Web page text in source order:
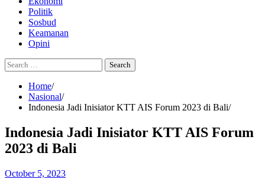
Politik
Sosbud
Keamanan
Opini
Search
for:
Home
Nasional
Indonesia Jadi Inisiator KTT AIS Forum 2023 di Bali
Indonesia Jadi Inisiator KTT AIS Forum
2023 di Bali
October 5, 2023